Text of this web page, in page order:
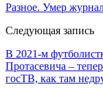
Разное. Умер
Следующая запись
В 2021-м
Протасевича –
госТВ, как там